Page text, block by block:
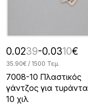
0.0239-0.0310€
35.90€ / 1500 Τεμ.
7008-10 Πλαστικός
γάντζος για τυράντα
10 χιλ